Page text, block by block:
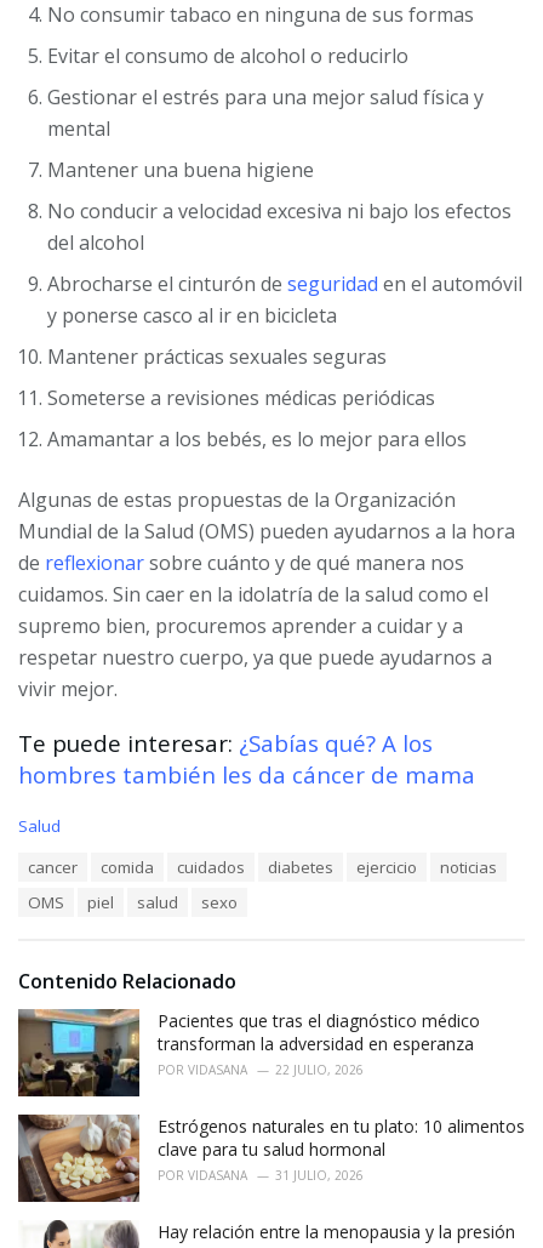
No consumir tabaco en ninguna de sus formas
Evitar el consumo de alcohol o reducirlo
Gestionar el estrés para una mejor salud física y
mental
Mantener una buena higiene
No conducir a velocidad excesiva ni bajo los efectos
del alcohol
Abrocharse el cinturón de seguridad en el automóvil
y ponerse casco al ir en bicicleta
Mantener prácticas sexuales seguras
Someterse a revisiones médicas periódicas
Amamantar a los bebés, es lo mejor para ellos
Algunas de estas propuestas de la Organización
Mundial de la Salud (OMS) pueden ayudarnos a la hora
de reflexionarsobre cuánto y de qué manera nos
cuidamos. Sin caer en la idolatría de la salud como el
supremo bien, procuremos aprender a cuidar y a
respetar nuestro cuerpo, ya que puede ayudarnos a
vivir mejor.
Te puede interesar: ¿Sabías qué? A los
hombres también les da cáncer de mama
C
i
s
Salud
cancer comida cuidados diabetes ejercicio
noticias
OMS
piel salud sexo
Contenido Relacionado
Pacientes que tras el diagnóstico médico
transforman la adversidad en esperanza
POR VIDASANA 22 JULIO, 2026
Estrógenos naturales en tu plato: 10 alimentos
clave para tu salud hormonal
POR VIDASANA 31 JULIO, 2026
Hay relación entre la menopausia y la presión